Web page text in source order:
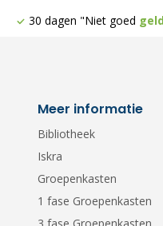
30 dagen "Niet goed
Meer informatie
Bibliotheek
Iskra
Groepenkasten
1 fase Groepenkasten